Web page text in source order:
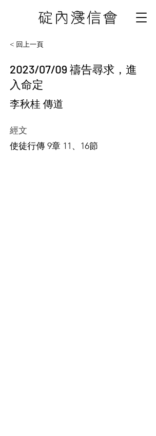
< 回上一頁
2023/07/09 禱告尋求，進
入命定
李秋桂 傳道
經文
使徒行傳 9章 11、16節